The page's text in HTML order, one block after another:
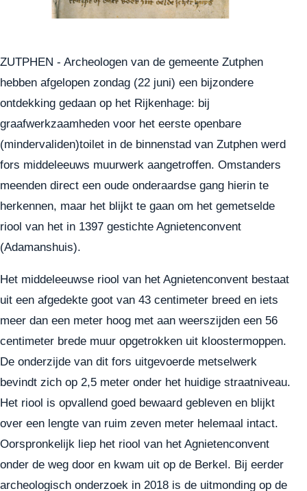
ZUTPHEN - Archeologen van de gemeente Zutphen
hebben afgelopen zondag (22 juni) een bijzondere
ontdekking gedaan op het Rijkenhage: bij
graafwerkzaamheden voor het eerste openbare
(mindervaliden)toilet in de binnenstad van Zutphen werd
fors middeleeuws muurwerk aangetroffen. Omstanders
meenden direct een oude onderaardse gang hierin te
herkennen, maar het blijkt te gaan om het gemetselde
riool van het in 1397 gestichte Agnietenconvent
(Adamanshuis).
Het middeleeuwse riool van het Agnietenconvent bestaat
uit een afgedekte goot van 43 centimeter breed en iets
meer dan een meter hoog met aan weerszijden een 56
centimeter brede muur opgetrokken uit kloostermoppen.
De onderzijde van dit fors uitgevoerde metselwerk
bevindt zich op 2,5 meter onder het huidige straatniveau.
Het riool is opvallend goed bewaard gebleven en blijkt
over een lengte van ruim zeven meter helemaal intact.
Oorspronkelijk liep het riool van het Agnietenconvent
onder de weg door en kwam uit op de Berkel. Bij eerder
archeologisch onderzoek in 2018 is de uitmonding op de